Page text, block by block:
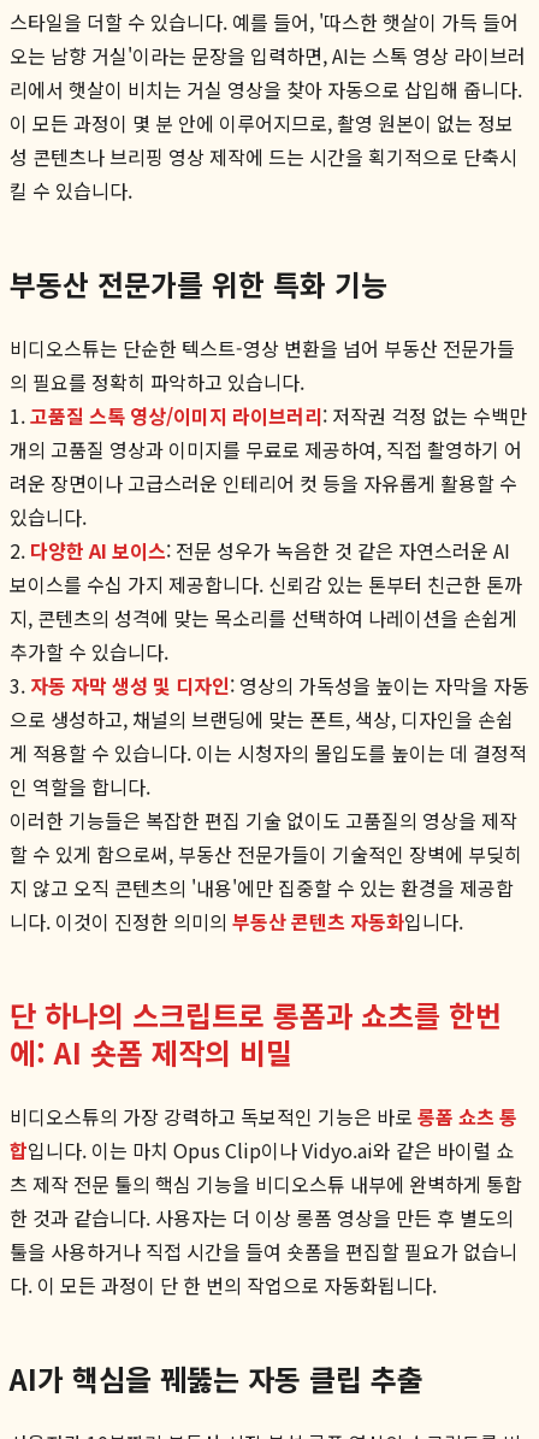
스타일을 더할 수 있습니다. 예를 들어, '따스한 햇살이 가득 들어
오는 남향 거실'이라는 문장을 입력하면, AI는 스톡 영상 라이브러
리에서 햇살이 비치는 거실 영상을 찾아 자동으로 삽입해 줍니다.
이 모든 과정이 몇 분 안에 이루어지므로, 촬영 원본이 없는 정보
성 콘텐츠나 브리핑 영상 제작에 드는 시간을 획기적으로 단축시
킬 수 있습니다.
부동산 전문가를 위한 특화 기능
비디오스튜는 단순한 텍스트-영상 변환을 넘어 부동산 전문가들
의 필요를 정확히 파악하고 있습니다.
1.고품질 스톡 영상/이미지 라이브러리: 저작권 걱정 없는 수백만
개의 고품질 영상과 이미지를 무료로 제공하여, 직접 촬영하기 어
려운 장면이나 고급스러운 인테리어 컷 등을 자유롭게 활용할 수
있습니다.
2. 다양한 AI 보이스: 전문 성우가 녹음한 것 같은 자연스러운 AI
보이스를 수십 가지 제공합니다. 신뢰감 있는 톤부터 친근한 톤까
지, 콘텐츠의 성격에 맞는 목소리를 선택하여 나레이션을 손쉽게
추가할 수 있습니다.
3. 자동 자막 생성 및 디자인: 영상의 가독성을 높이는 자막을 자동
으로 생성하고, 채널의 브랜딩에 맞는 폰트, 색상, 디자인을 손쉽
게 적용할 수 있습니다. 이는 시청자의 몰입도를 높이는 데 결정적
인 역할을 합니다.
이러한 기능들은 복잡한 편집 기술 없이도 고품질의 영상을 제작
할 수 있게 함으로써, 부동산 전문가들이 기술적인 장벽에 부딪히
지 않고 오직 콘텐츠의 '내용'에만 집중할 수 있는 환경을 제공합
니다. 이것이 진정한 의미의 부동산 콘텐츠 자동화입니다.
단 하나의 스크립트로 롱폼과 쇼츠를 한번
에: AI 숏폼 제작의 비밀
비디오스튜의 가장 강력하고 독보적인 기능은 바로 롱폼 쇼츠 통
합입니다. 이는 마치 Opus Clip이나 Vidyo.ai와 같은 바이럴 쇼
츠 제작 전문 툴의 핵심 기능을 비디오스튜 내부에 완벽하게 통합
한 것과 같습니다. 사용자는 더 이상 롱폼 영상을 만든 후 별도의
툴을 사용하거나 직접 시간을 들여 숏폼을 편집할 필요가 없습니
다. 이 모든 과정이 단 한 번의 작업으로 자동화됩니다.
AI가 핵심을 꿰뚫는 자동 클립 추출